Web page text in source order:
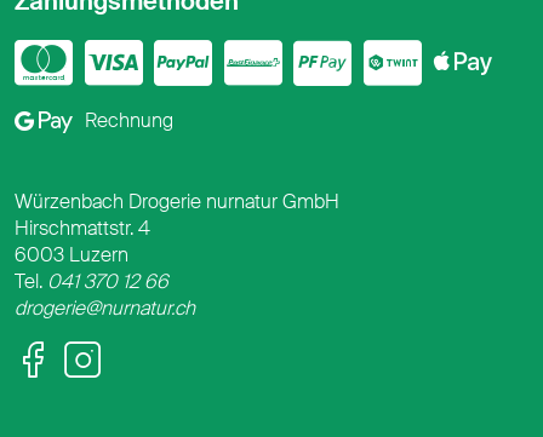
Mastercard
VisaPayPal
PostFinance
Twint
Google Pay
Rechnung
Facebook
Instagram
Würzenbach Drogerie nurnatur GmbH
Hirschmattstr. 4
6003 Luzern
Tel. 041 370 12 66
drogerie@nurnatur.ch